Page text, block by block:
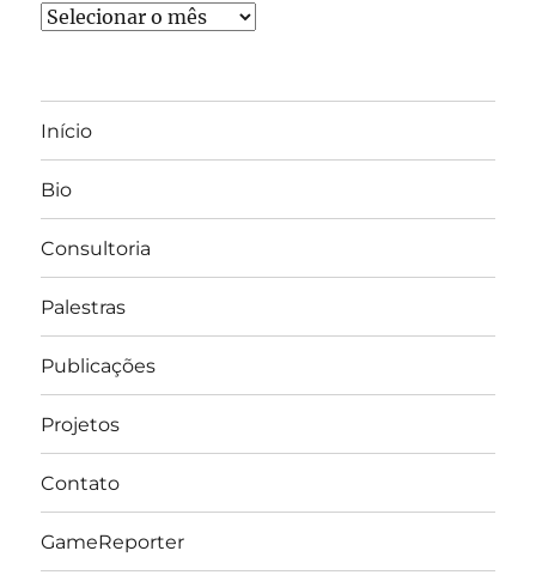
Arquivos
Início
Bio
Consultoria
Palestras
Publicações
Projetos
Contato
GameReporter